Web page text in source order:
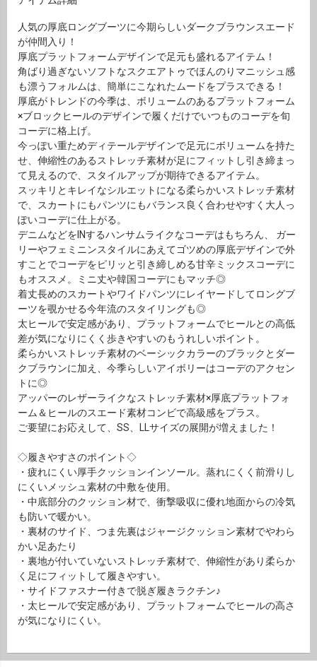
人気の厚底ロングブーツに今期らしいダークブラウンスエード
が仲間入り！
厚底プラットフォームデザインで足元も盛れるアイテム！
角ばり過ぎないソフトなスクエアトゥでほんのりマニッシュ感
も漂うフォルムは、簡単にこなれたムードをプラスできる！
厚底がトレンドの今季は、ボリュームのあるプラットフォーム
×ブロックヒールのデザインで履くだけでいつものコーデを旬
コーデに格上げ。
今っぽい重ためディテールデザインで足元にボリュームを持た
せ、伸縮性のあるストレッチ素材が足にフィットし引き締まっ
て見えるので、スタイルアップが期待できるアイテム。
スッキリとキレイなシルエットになる柔らかいストレッチ素材
で、スカートにもパンツにもバランス良く合わせやすく大人っ
ぽいコーデに仕上がる。
デニムなどをINするハンサムライクなコーデはもちろん、 ガー
リーやフェミニンスタイルにあえてゴツめの厚底デザインで外
すことでコーデをピリッと引き締しめる甘辛ミックスコーデに
もオススメ。ミニ丈や韓国コーデにもマッチ◎
着丈長めのスカートやワイドパンツにレイヤードしてロングブ
ーツを覗かせる今年流のスタイリングも◎
太ヒールで安定感があり、プラットフォームでヒールとの高低
差が気になりにくく歩きやすいのもうれしいポイント。
柔らかいストレッチ素材のベーシックカラーのブラックとダー
クブラウンに加え、今季らしいアイボリーはコーデのアクセン
トに◎
アッパーのレザーライクなストレッチ素材×厚底プラットフォ
ーム＆ヒールのスエード素材コンビで高級感をプラス。
ご要望にお応えして、SS、LLサイズの展開が増えました！
◇履きやすさのポイント◇
・疲れにくい厚手クッションインソール。蒸れにくく前滑りし
にくいメッシュ素材の中敷を使用。
・中底部分のクッション材で、衝撃吸収に優れ地面からの冷気
も防いで暖かい。
・裏材のサイド、つま先裏はジャージクッション素材でやわら
かい足あたり
・裏地が付いていないストレッチ素材で、伸縮性があり柔らか
く足にフィットして履きやすい。
・サイドファスナー付きで脱ぎ履きラクチン♪
・太ヒールで安定感があり、プラットフォームでヒールの高さ
が気になりにくい。